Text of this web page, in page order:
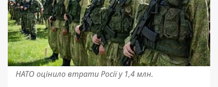
НАТО оцінило втрати Росії у 1,4 млн.